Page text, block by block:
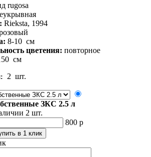
rugosa
Rieksta, 1994
8-10 см
цветения: повторное
см
2 шт.
ЗКС 2.5 л
2 шт.
800 р